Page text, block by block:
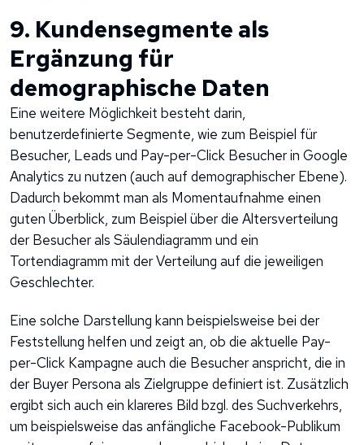
9. Kundensegmente als
Ergänzung für
demographische Daten
Eine weitere Möglichkeit besteht darin,
benutzerdefinierte Segmente, wie zum Beispiel für
Besucher, Leads und Pay-per-Click Besucher in Google
Analytics zu nutzen (auch auf demographischer Ebene).
Dadurch bekommt man als Momentaufnahme einen
guten Überblick, zum Beispiel über die Altersverteilung
der Besucher als Säulendiagramm und ein
Tortendiagramm mit der Verteilung auf die jeweiligen
Geschlechter.
Eine solche Darstellung kann beispielsweise bei der
Feststellung helfen und zeigt an, ob die aktuelle Pay-
per-Click Kampagne auch die Besucher anspricht, die in
der Buyer Persona als Zielgruppe definiert ist. Zusätzlich
ergibt sich auch ein klareres Bild bzgl. des Suchverkehrs,
um beispielsweise das anfängliche Facebook-Publikum